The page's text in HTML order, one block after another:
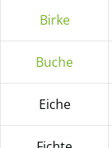
Birke
Buche
Eiche